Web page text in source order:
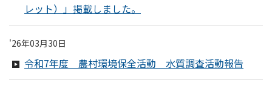
レット）」掲載しました。
'26年03月30日
令和7年度 農村環境保全活動 水質調査活動報告